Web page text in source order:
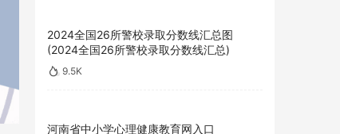
2024全国26所警校录取分数线汇总图
(2024全国26所警校录取分数线汇总)
9.5K
河南省中小学心理健康教育网入口